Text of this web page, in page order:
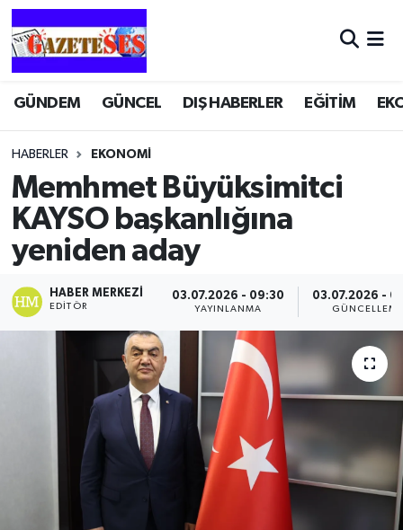
GÜNDEM GÜNCEL DIŞ HABERLER EĞİTİM
HABERLER EKONOMİ
Memhmet Büyüksimitci
KAYSO başkanlığına
yeniden aday
HABER MERKEZI
EDITÖR
03.07.2026 - 09:30
YAYINLANMA
03.07.2026 -